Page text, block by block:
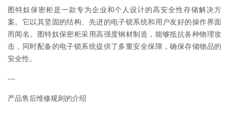
图特奴保密柜是一款专为企业和个人设计的高安全性存储解决方
案。它以其坚固的结构、先进的电子锁系统和用户友好的操作界面
而闻名。图特奴保密柜采用高强度钢材制造，能够抵抗各种物理攻
击，同时配备的电子锁系统提供了多重安全保障，确保存储物品的
安全性。
---
产品售后维修规则的介绍